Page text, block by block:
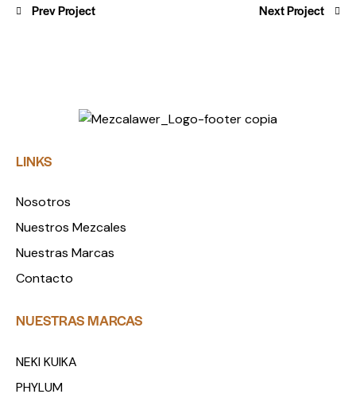
Prev Project Next Project
LINKS
Nosotros
Nuestros Mezcales
Nuestras Marcas
Contacto
NUESTRAS MARCAS
NEKI KUIKA
PHYLUM